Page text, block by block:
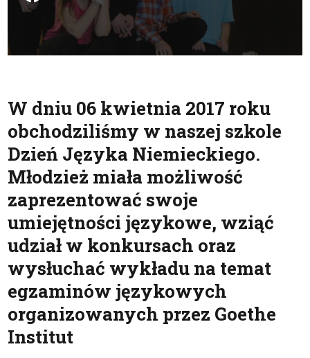
W dniu 06 kwietnia 2017 roku
obchodziliśmy w naszej szkole
Dzień Języka Niemieckiego.
Młodzież miała możliwość
zaprezentować swoje
umiejętności językowe, wziąć
udział w konkursach oraz
wysłuchać wykładu na temat
egzaminów językowych
organizowanych przez Goethe
Institut